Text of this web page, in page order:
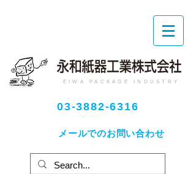
EIWA PACKAGE INDUSTRY
03-3882-6316
メールでのお問い合わせ